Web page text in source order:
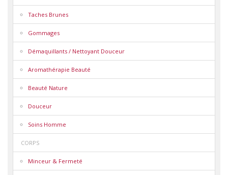
Taches Brunes
Gommages
Démaquillants / Nettoyant Douceur
Aromathérapie Beauté
Beauté Nature
Douceur
Soins Homme
CORPS
Minceur & Fermeté